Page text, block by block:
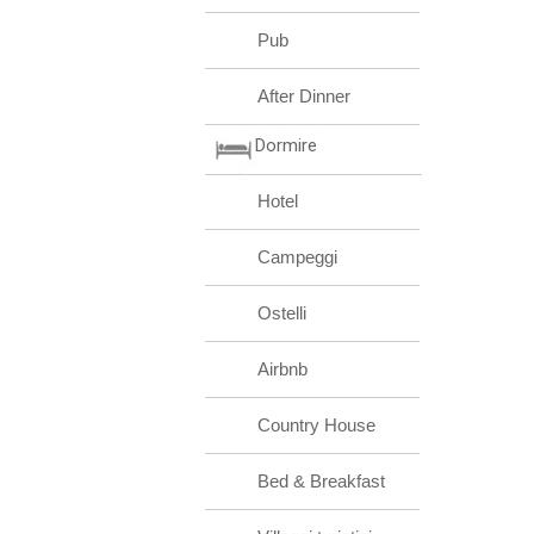
Pub
After Dinner
Dormire
Hotel
Campeggi
Ostelli
Airbnb
Country House
Bed & Breakfast